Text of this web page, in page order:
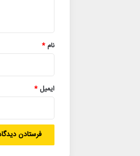
نام*
ایمیل*